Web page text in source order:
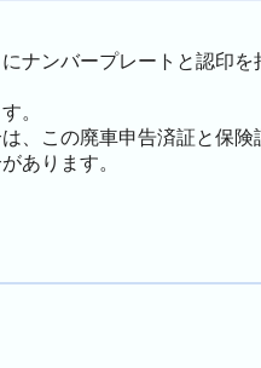
ナンバープレートと認印
。
、この廃車申告済証と保
あります。